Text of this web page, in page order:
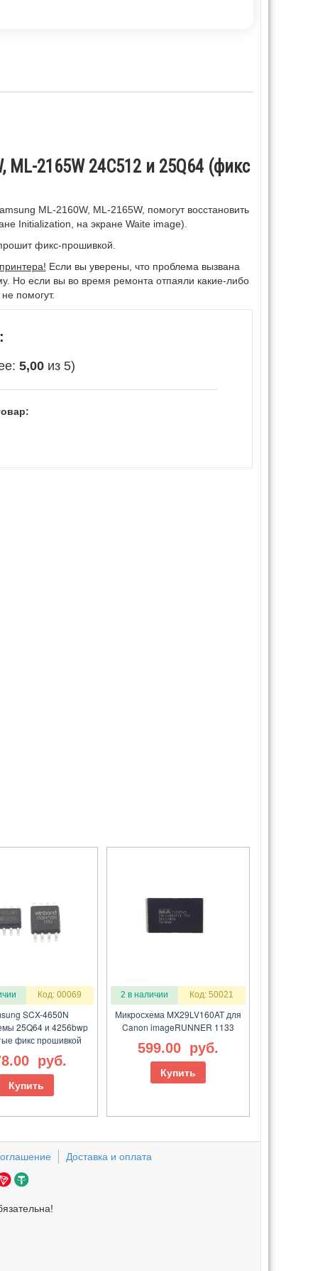
2165W 24С512 и 25Q64 (фикс
ML-2160W, ML-2165W, помогут восстановить
Initialization, на экране Waite image).
фикс-прошивкой.
Если вы уверены, что проблема вызвана
Но если вы во время ремонта отпаяли какие-либо
помогут.
5,00из 5)
Код: 00069
SCX-4650N
25Q64 и 4256bwp
фикс прошивкой
руб.
Купить
2 в наличии Код: 50021
Микросхема MX29LV160AT для
Canon imageRUNNER 1133
599.00 руб.
Купить
Доставка и оплата